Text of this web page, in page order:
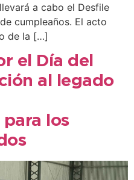
a cabo el Desfile
cumpleaños. El acto
de la […]
el Día del
al legado
los